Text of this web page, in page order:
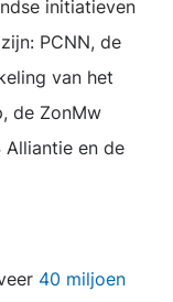
initiatieven
PCNN, de
van het
de ZonMw
Alliantie en de
40 miljoen